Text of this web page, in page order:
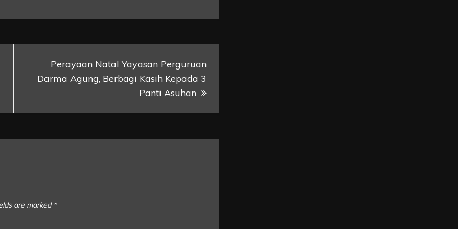
Perayaan Natal Yayasan Perguruan
Darma Agung, Berbagi Kasih Kepada 3
Panti Asuhan
are marked *